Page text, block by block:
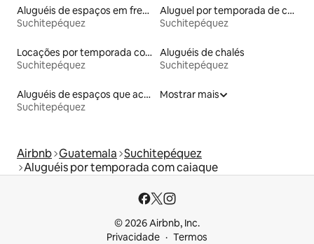
Aluguéis de espaços em frente à praia
Suchitepéquez
Aluguel por temporada de casas de hóspedes
Suchitepéquez
Locações por temporada com piscina
Suchitepéquez
Aluguéis de chalés
Suchitepéquez
Aluguéis de espaços que aceitam animais de estimação
Suchitepéquez
Mostrar mais
Airbnb Guatemala Suchitepéquez
Aluguéis por temporada com caiaque
© 2026 Airbnb, Inc.
Privacidade
Termos